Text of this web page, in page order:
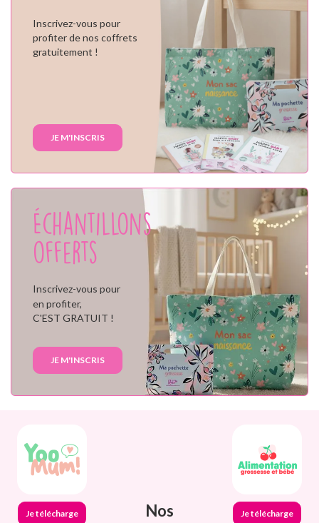
Inscrivez-vous pour
profiter de nos coffrets
gratuitement !
JE M'INSCRIS
Échantillons
offerts
Inscrivez-vous pour
en profiter,
C'EST GRATUIT !
JE M'INSCRIS
Je télécharge
Nos
Je télécharge